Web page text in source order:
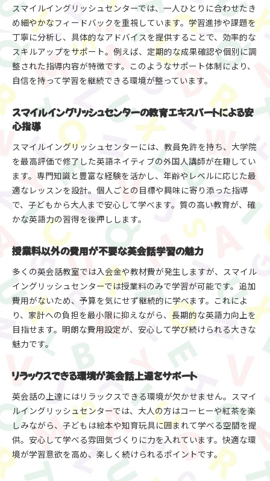
スマイルイングリッシュセンターでは、一人ひとりに合わせたき
め細やかなフィードバックを重視しています。学習進捗や課題を
丁寧に分析し、具体的なアドバイスを提供することで、効率的な
スキルアップをサポート。例えば、定期的な成果確認や個別に調
整された指導内容が特徴です。このようなサポート体制により、
自信を持って学習を継続できる環境が整っています。
スマイルイングリッシュセンターの教育エキスパートによる安
心指導
スマイルイングリッシュセンターには、教員免許を持ち、大学院
を最高評価で修了した英語ネイティブの外国人講師が在籍してい
ます。専門知識と豊富な経験を活かし、年齢やレベルに応じた最
適なレッスンを設計。個人ごとの目標や興味に寄り添った指導
で、子どもから大人まで安心して学べます。質の高い教育が、確
かな英語力の習得を後押しします。
授業料以外の費用が不要な英会話学習の魅力
多くの英会話教室では入会金や教材費が発生しますが、スマイル
イングリッシュセンターでは授業料のみで学習が可能です。追加
費用がないため、予算を気にせず継続的に学べます。これによ
り、家計への負担を最小限に抑えながら、長期的な英語力向上を
目指せます。明朗な費用設定が、安心して学び続けられる大きな
魅力です。
リラックスできる環境が英会話上達をサポート
英会話の上達にはリラックスできる環境が欠かせません。スマイ
ルイングリッシュセンターでは、大人の方はコーヒーや紅茶を楽
しみながら、子どもは絵本や知育玩具に囲まれて学べる空間を提
供。安心して学べる雰囲気づくりに力を入れています。快適な環
境が学習意欲を高め、楽しく続けられるポイントです。